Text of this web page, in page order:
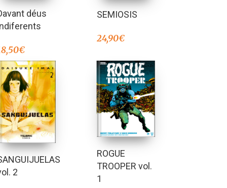
déus
€
SEMIOSIS
24,90€
2
ROGUE
TROOPER vol.
1